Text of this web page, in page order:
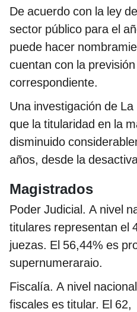
De acuerdo con la ley
sector público para el
puede hacer
cuentan con la
correspondiente.
Una investigación de
que la titularidad en la
disminuido
años, desde la
Magistrados
Poder Judicial. A nivel
titulares representan el
juezas. El 56,44% es
supernumeraraio.
Fiscalía. A nivel
fiscales es titular. El 62,